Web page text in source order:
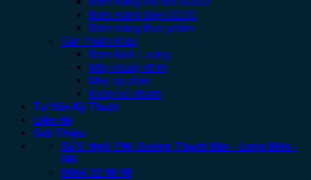
Bơm màng điện GODO
Bơm màng thực phẩm
Sản Phẩm Khác
Bơm Định Lượng
Máy khuấy chìm
Máy ép phân
Khớp nối nhanh
Tư Vấn Kỹ Thuật
Liên Hệ
Giới Thiệu
Số 5, Ngõ 196, Đường Thạch Bàn - Long Biên -
HN
0964 32 98 98